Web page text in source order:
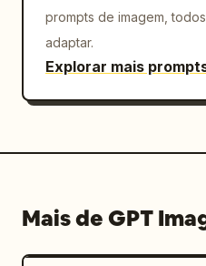
prompts de imagem,
adaptar.
Explorar mais
Mais de GPT